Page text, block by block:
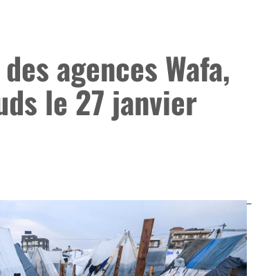
agences Wafa,
le 27 janvier